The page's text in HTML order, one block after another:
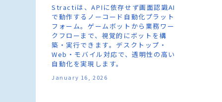
Stractiは、APIに依存せず画面認識AI
で動作するノーコード自動化プラット
フォーム。ゲームボットから業務ワー
クフローまで、視覚的にボットを構
築・実行できます。デスクトップ・
Web・モバイル対応で、透明性の高い
自動化を実現します。
January 16, 2026